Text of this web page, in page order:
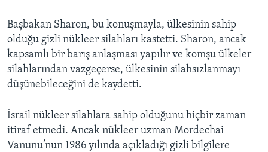
EKONOMİ
ÇEVRE
VİDEO GALERİ
FOTO GALERİ
LEARNING ENGLISH
BIZI TAKIP EDIN
Diller
Başbakan Sharon, bu konuşmayla, ülkesinin sahip
olduğu gizli nükleer silahları kastetti. Sharon, ancak
kapsamlı bir barış anlaşması yapılır ve komşu ülkeler
silahlarından vazgeçerse, ülkesinin silahsızlanmayı
düşünebileceğini de kaydetti.
İsrail nükleer silahlara sahip olduğunu hiçbir zaman
itiraf etmedi. Ancak nükleer uzman Mordechai
Vanunu’nun 1986 yılında açıkladığı gizli bilgilere